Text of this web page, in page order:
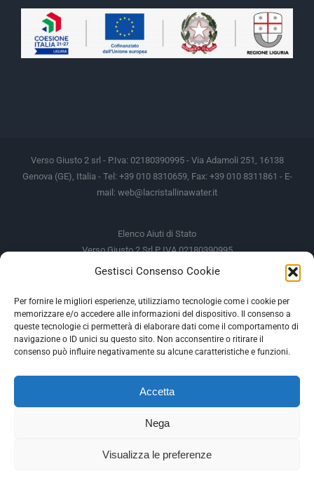
Gestisci Consenso Cookie
Per fornire le migliori esperienze, utilizziamo tecnologie come i cookie per
memorizzare e/o accedere alle informazioni del dispositivo. Il consenso a
queste tecnologie ci permetterà di elaborare dati come il comportamento di
navigazione o ID unici su questo sito. Non acconsentire o ritirare il
consenso può influire negativamente su alcune caratteristiche e funzioni.
Accetta
Nega
Visualizza le preferenze
Verso Giusto 2 srl - P.Iva: 02180390995 - Via Adamoli 251, 16138
Genova (GE), Italia - Tel: +39 010 8310659, Fax: +39 010 8311861 - E-
mail: web@lacristallinawater.it
Elenco Aiuti di Stato
Verso Giusto 2 Srl P IVA 02180390995
Soggetto Erogante
Somma Incassata
Agenzia delle Entrate
49.338,00 €
Agenzia delle Entrate
49.338,00 €
M.I.S.E
935,34 €
Gli altri aiuti di Stato sono consultabili sul REGISTRO NAZIONALE
--